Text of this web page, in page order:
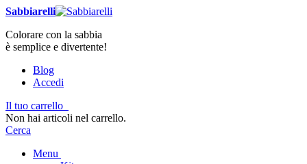
Sabbiarelli
Colorare con la sabbia
è semplice e divertente!
Blog
Accedi
Il tuo carrello
Non hai articoli nel carrello.
Cerca
Menu